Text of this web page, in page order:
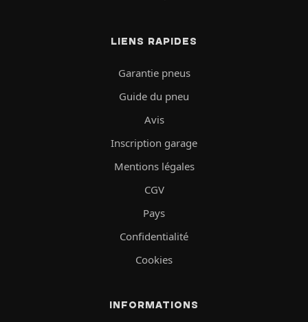
LIENS RAPIDES
Garantie pneus
Guide du pneu
Avis
Inscription garage
Mentions légales
CGV
Pays
Confidentialité
Cookies
INFORMATIONS